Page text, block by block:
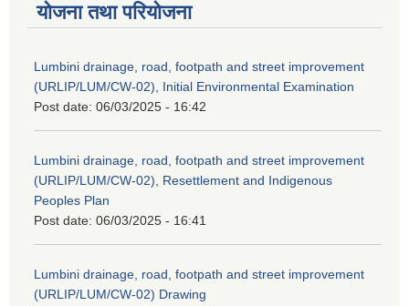
योजना तथा परियोजना
Lumbini drainage, road, footpath and street improvement
(URLIP/LUM/CW-02), Initial Environmental Examination
Post date: 06/03/2025 - 16:42
Lumbini drainage, road, footpath and street improvement
(URLIP/LUM/CW-02), Resettlement and Indigenous
Peoples Plan
Post date: 06/03/2025 - 16:41
Lumbini drainage, road, footpath and street improvement
(URLIP/LUM/CW-02) Drawing